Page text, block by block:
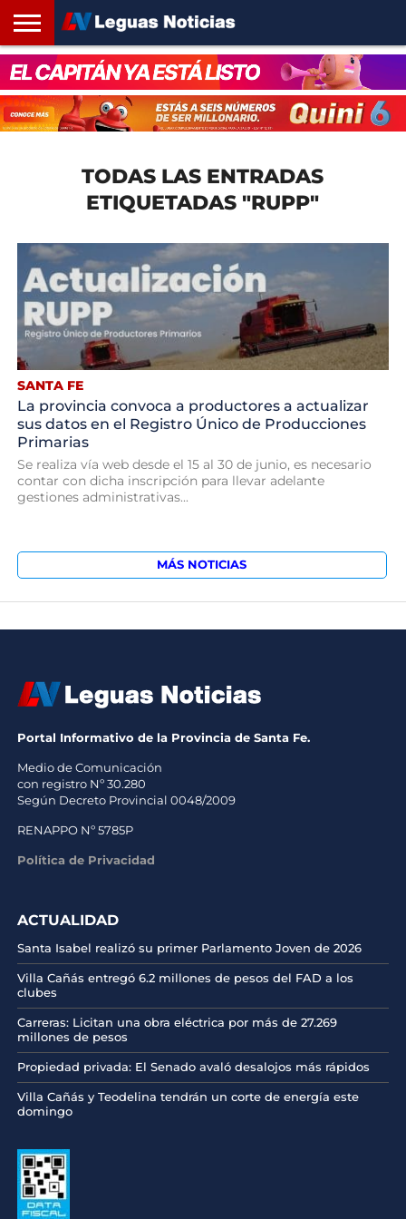
INICIO
SANTA
FE
ROSARIO24
REGIONES
ARGENTINA
OPINIÓN
CONTACTO
TODAS LAS ENTRADAS
ETIQUETADAS "RUPP"
SANTA FE
La provincia convoca a productores a actualizar
sus datos en el Registro Único de Producciones
Primarias
Se realiza vía web desde el 15 al 30 de junio, es necesario
contar con dicha inscripción para llevar adelante
gestiones administrativas...
MÁS NOTICIAS
Portal Informativo de la Provincia de Santa Fe.
Medio de Comunicación
con registro Nº 30.280
Según Decreto Provincial 0048/2009
RENAPPO Nº 5785P
Política de Privacidad
ACTUALIDAD
Santa Isabel realizó su primer Parlamento Joven de 2026
Villa Cañás entregó 6.2 millones de pesos del FAD a los
clubes
Carreras: Licitan una obra eléctrica por más de 27.269
millones de pesos
Propiedad privada: El Senado avaló desalojos más rápidos
Villa Cañás y Teodelina tendrán un corte de energía este
domingo